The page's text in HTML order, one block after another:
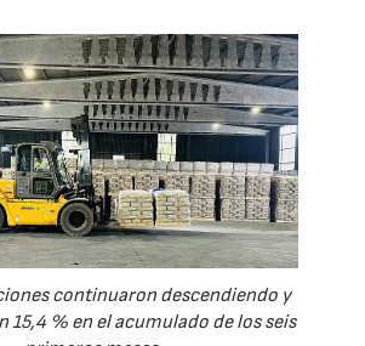
continuaron descendiendo y
15,4 % en el acumulado de los seis